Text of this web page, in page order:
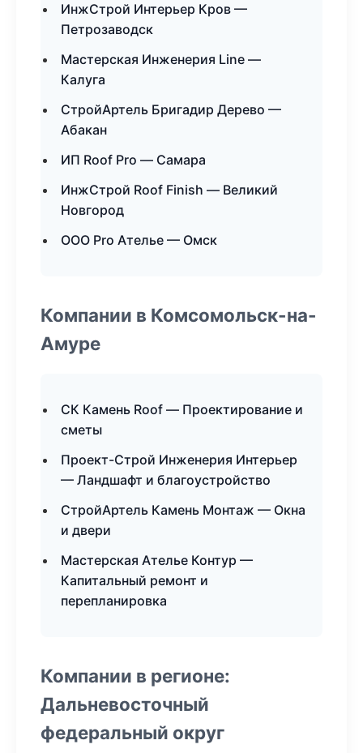
ИнжСтрой Интерьер Кров —
Петрозаводск
Мастерская Инженерия Line —
Калуга
СтройАртель Бригадир Дерево —
Абакан
ИП Roof Pro — Самара
ИнжСтрой Roof Finish — Великий
Новгород
ООО Pro Ателье — Омск
Компании в Комсомольск-на-
Амуре
СК Камень Roof — Проектирование и
сметы
Проект-Строй Инженерия Интерьер
— Ландшафт и благоустройство
СтройАртель Камень Монтаж — Окна
и двери
Мастерская Ателье Контур —
Капитальный ремонт и
перепланировка
Компании в регионе:
Дальневосточный
федеральный округ